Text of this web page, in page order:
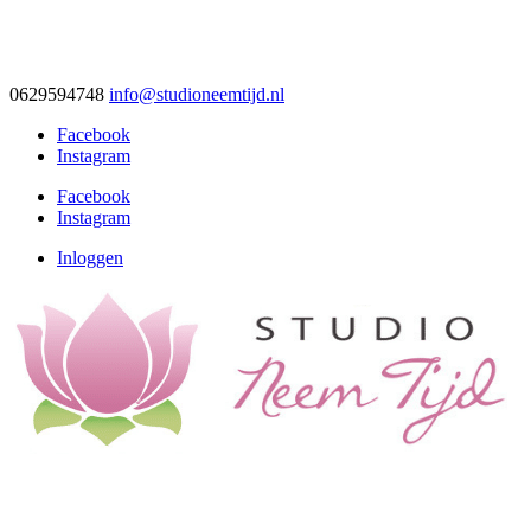
0629594748 info@studioneemtijd.nl
Facebook
Instagram
Facebook
Instagram
Inloggen